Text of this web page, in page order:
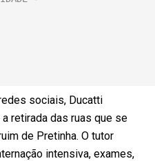
sociais, Ducatti
retirada das ruas que se
de Pretinha. O tutor
intensiva, exames,